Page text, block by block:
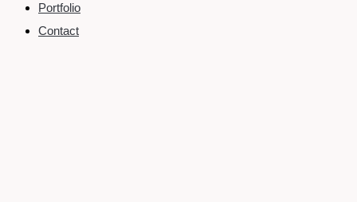
Portfolio
Contact